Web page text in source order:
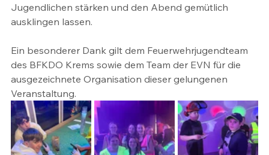
Jugendlichen stärken und den Abend gemütlich
ausklingen lassen.
Ein besonderer Dank gilt dem Feuerwehrjugendteam
des BFKDO Krems sowie dem Team der EVN für die
ausgezeichnete Organisation dieser gelungenen
Veranstaltung.